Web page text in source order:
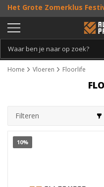
Het Grote Zomerklus
bestelling vanaf €25, en
Persoonlijk & gratis advies:013
Home Vloeren Floorlife
Filteren
10%